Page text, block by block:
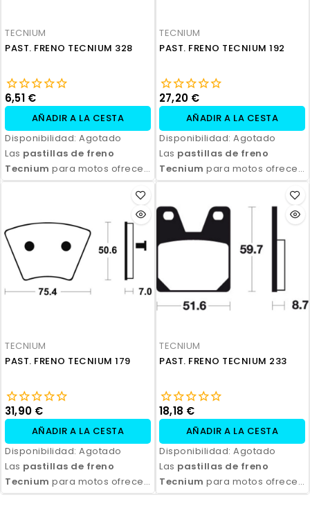
aseguran seguridad y control
en cada frenada.
aseguran seguridad y control
en cada frenada.
TECNIUM
PAST. FRENO TECNIUM 328
6,51 €
AÑADIR A LA CESTA
Disponibilidad: Agotado
Las pastillas de freno
Tecnium para motos ofrecen
un rendimiento de frenado
Disponibles en compuestos
orgánicos, semi-metálicos y
sinterizados, son ideales
para todo tipo de
motocicletas y condiciones
aseguran seguridad y control
en cada frenada.
TECNIUM
PAST. FRENO TECNIUM 192
27,20 €
AÑADIR A LA CESTA
Disponibilidad: Agotado
Las pastillas de freno
Tecnium para motos ofrecen
un rendimiento de frenado
durabilidad y eficiencia.
Disponibles en compuestos
orgánicos, semi-metálicos y
sinterizados, son ideales
para todo tipo de
motocicletas y condiciones
de conducción. Con fácil
aseguran seguridad y control
en cada frenada.
TECNIUM
PAST. FRENO TECNIUM 179
31,90 €
AÑADIR A LA CESTA
Disponibilidad: Agotado
Las pastillas de freno
Tecnium para motos ofrecen
un rendimiento de frenado
TECNIUM
PAST. FRENO TECNIUM 233
18,18 €
AÑADIR A LA CESTA
Disponibilidad: Agotado
Las pastillas de freno
Tecnium para motos ofrecen
un rendimiento de frenado